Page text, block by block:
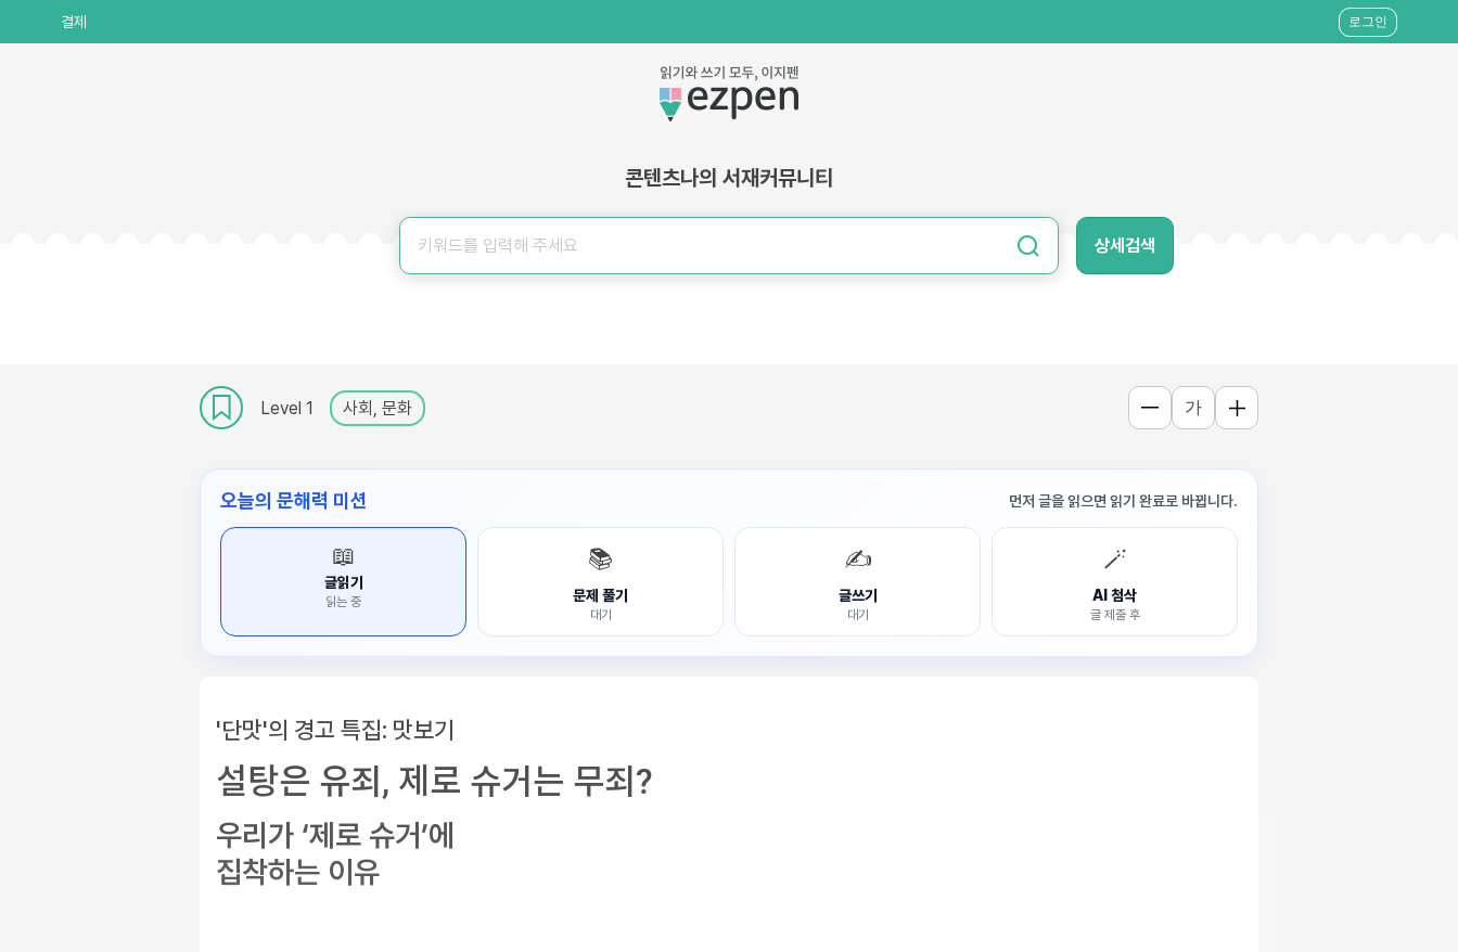
결제 로그인
콘텐츠나의 서재커뮤니티
상세검색
Level 1 사회, 문화 가
오늘의 문해력 미션 먼저 글을 읽으면 읽기 완료로 바뀝니다.
📖
글읽기
읽는 중
📚
문제 풀기
대기
✍️
글쓰기
대기
🪄
AI 첨삭
글 제출 후
'단맛'의 경고 특집: 맛보기
설탕은 유죄, 제로 슈거는 무죄?
우리가 ‘제로 슈거’에
집착하는 이유